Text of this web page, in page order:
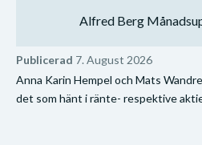
Alfred Berg
Publicerad 7. August 2026
Anna Karin Hempel och Mats
det som hänt i ränte- respektive